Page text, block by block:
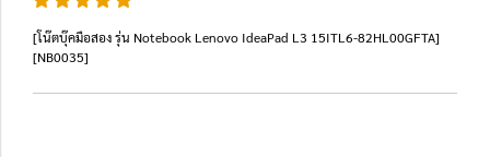
[โน๊ตบุ๊คมือสอง รุ่น Notebook Lenovo IdeaPad L3 15ITL6-82HL00GFTA]
[NB0035]